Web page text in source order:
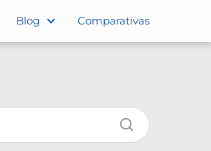
Blog Comparativas